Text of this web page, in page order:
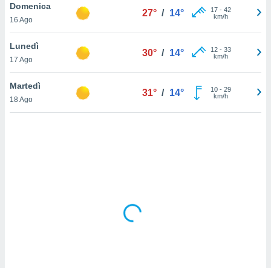
cookie
in
Domenica
16 Ago
27° / 14° 17- 42
km/h
Lunedì
17 Ago
30° / 14° 12- 33
km/h
Martedì
18 Ago
31° / 14° 10- 29
km/h